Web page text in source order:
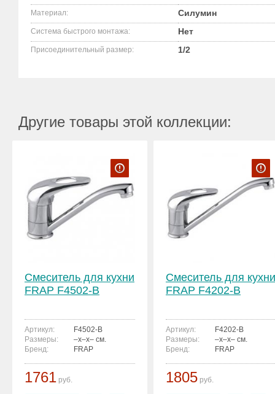
Материал: Силумин
Система быстрого монтажа: Нет
Присоединительный размер: 1/2
Другие товары этой коллекции:
Смеситель для кухни
FRAP F4502-B
Артикул:
F4502-B
Размеры:
–x–x– см.
Бренд:
FRAP
1761 руб.
Смеситель для кухни
FRAP F4202-B
Артикул:
F4202-B
Размеры:
–x–x– см.
Бренд:
FRAP
1805 руб.